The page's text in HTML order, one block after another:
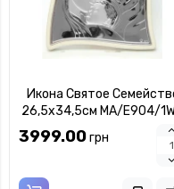
Икона Святое
26,5x34,5см MA/E904/
3999.00грн